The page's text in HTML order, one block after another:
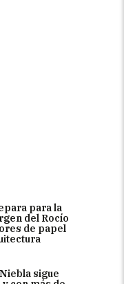
para la
del Rocío
de papel
sigue